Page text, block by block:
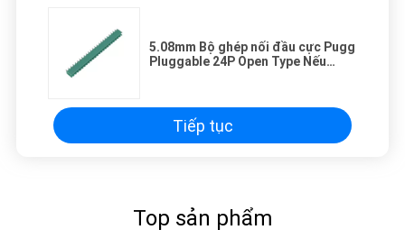
5.08mm Bộ ghép nối đầu cực Pugg
Pluggable 24P Open Type Nếu
Tiếp tục
Top sản phẩm